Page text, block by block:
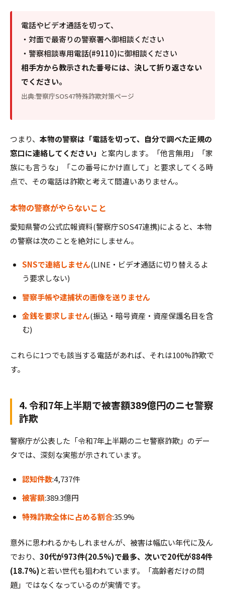
電話やビデオ通話を切って、
・対面で最寄りの警察署へ御相談ください
・警察相談専用電話(#9110)に御相談ください
相手方から教示された番号には、決して折り返さない
でください。
出典:警察庁SOS47特殊詐欺対策ページ
つまり、 本物の警察は「電話を切って、自分で調べた正規の
窓口に連絡してください」 と案内します。「他言無用」「家
族にも言うな」「この番号にかけ直して」と要求してくる時
点で、その電話は詐欺と考えて間違いありません。
本物の警察がやらないこと
愛知県警の公式広報資料(警察庁SOS47連携)によると、本物
の警察は次のことを絶対にしません。
SNSで連絡しません(LINE・ビデオ通話に切り替えるよ
う要求しない)
警察手帳や逮捕状の画像を送りません
金銭を要求しません(振込・暗号資産・資産保護名目を含
む)
これらに1つでも該当する電話があれば、それは100%詐欺で
す。
4. 令和7年上半期で被害額389億円のニセ警察
詐欺
警察庁が公表した「令和7年上半期のニセ警察詐欺」のデー
タでは、深刻な実態が示されています。
認知件数:4,737件
被害額:389.3億円
特殊詐欺全体に占める割合:35.9%
意外に思われるかもしれませんが、被害は幅広い年代に及ん
でおり、 30代が973件(20.5%)で最多、次いで20代が884件
(18.7%)と若い世代も狙われています。「高齢者だけの問
題」ではなくなっているのが実情です。